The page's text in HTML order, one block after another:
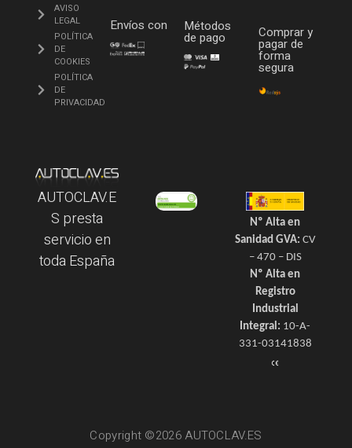
AVISO
LEGAL
POLÍTICA
DE
COOKIES
POLÍTICA
DE
PRIVACIDAD
Envíos con Métodos
de pago Comprar y
pagar de
forma
segura
AUTOCLAV.E
S presta
servicio en
toda España
Nº Alta en
Sanidad GVA: CV
– 470 – DIS
Nº Alta en
Registro
Industrial
Integral: 10-A-
331-03141838
Copyright ©2026 AUTOCLAV.ES